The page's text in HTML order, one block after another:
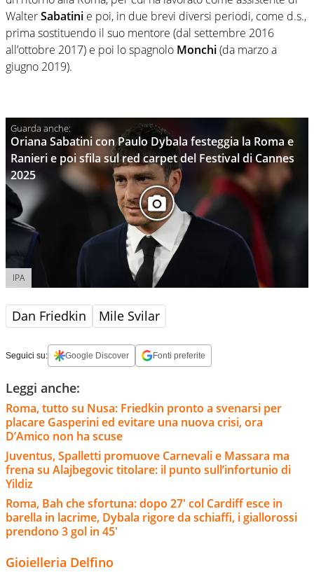
WalterSabatini e poi, in due brevi diversi periodi, come d.s.,
prima sostituendo il suo mentore (dal settembre 2016
all’ottobre 2017) e poi lo spagnolo Monchi(da marzo a
giugno 2019).
Oriana Sabatini con Paulo Dybala festeggia la Roma e
Ranieri e poi sfila sul red carpet del Festival di Cannes
2025
IPA
Dan Friedkin Mile Svilar
Seguici su: Google Discover Fonti preferite
Leggi anche:
Roma, tutto su Nusa: Friedkin pronto a svenarsi per
placare Gasperini ed evitare una nuova crisi, ora
D’Amico non ha scuse
Juventus, Spalletti promuove Carnevali e Massara ma
frena su Alajbegovic titolare: il punto sull’infortunio di
Yildiz
Roma, Bah che sfortuna: dopo 27' col Cardiff esce in
barella in lacrime, Dybala rigore da schiaffi, i giallorossi
prendono 3 gol in 45'
Gioielleria Delfino